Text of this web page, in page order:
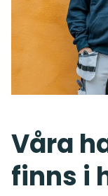
Våra
finns i